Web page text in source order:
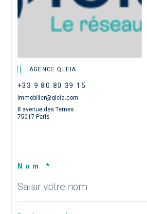
AGENCE QLEIA
+33 9 80 80 39 15
immobilier@qleia.com
8 avenue des Ternes
75017 Paris
Nom *